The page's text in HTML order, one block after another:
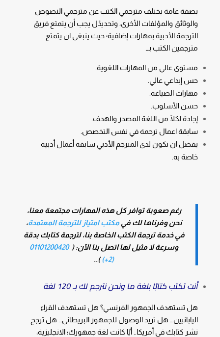
بصفة عامة يختلف مترجمي الكتب عن مترجمي النصوص
والوثائق والمؤلفات الأخرى، وتحديدًل يجب أن يتمتع فريق
الترجمة الأدبية بمهارات إضافية؛ حيث ينبغي ان يتمتع
مترجمين الكتب بــ
مستوى عالي من المهارات اللغوية.
حس إبداعي عالي.
مهارات الصياغة.
حسن الأسلوب.
إجادة لكلًا من اللغة المصدر والهدف.
سابقة اعمال ترحمة في نفس التخصص.
يفضل ان تكون لدى المترجم الأدبي سابقة أعمال أدبية
خاصة به.
رغم صعوبة توافر كل هذه المهارات مجتمعة معنا،
نحن وفرناها لك فيمكتب امتياز للترجمة المعتمدة،
في خدمة ترجمة الكتب الخاصة بنا، لترجمة كتابك بدقة
وسرعة لا مثيل لها اتصل بنا الآن: ( 01101200420
(2+)
)..
أنت تكتب كتابًا بلغة ما ونحن نترجم لك بـ 120 لغة
هل تستهدف الجمهور الفرنسي؟ هل تستهدف القراء
اليابانيين… هل تريد الوصول للجمهور البريطاني… هل ترجح
نشر كتابك في أمريكا.. أيًا كانت لغة جمهورك؛ الانجليزية،